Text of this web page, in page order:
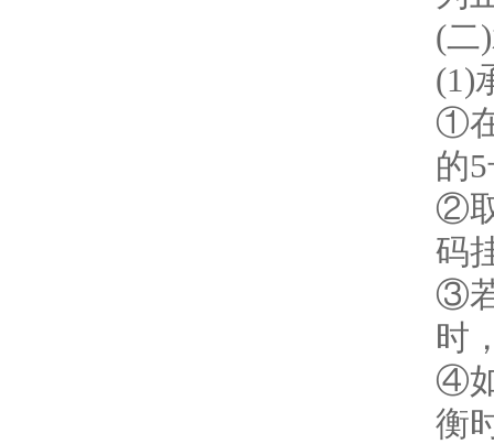
(二
(1)
①
的
②
码
③
时
④
衡